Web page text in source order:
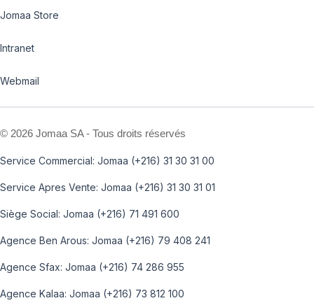
Jomaa Store
Intranet
Webmail
© 2026 Jomaa SA - Tous droits réservés
Service Commercial: Jomaa (+216) 31 30 31 00
Service Apres Vente: Jomaa (+216) 31 30 31 01
Siège Social: Jomaa (+216) 71 491 600
Agence Ben Arous: Jomaa (+216) 79 408 241
Agence Sfax: Jomaa (+216) 74 286 955
Agence Kalaa: Jomaa (+216) 73 812 100